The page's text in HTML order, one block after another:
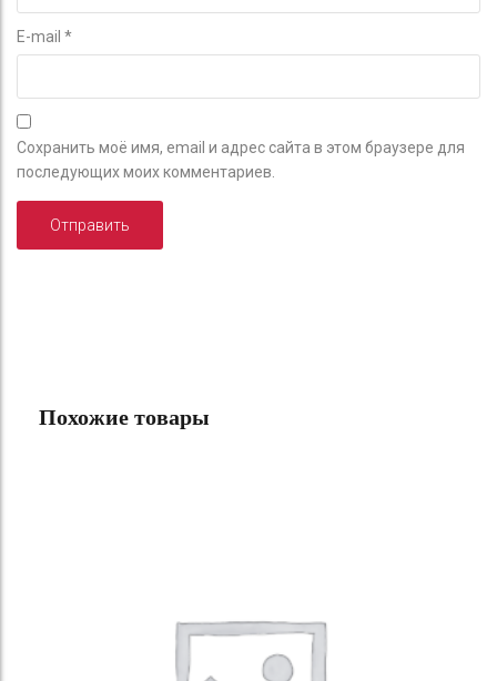
E-mail *
Сохранить моё имя, email и адрес сайта в этом браузере для
последующих моих комментариев.
Похожие товары